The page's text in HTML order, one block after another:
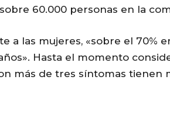
60.000 personas en la
a las mujeres, «sobre el 70%
Hasta el momento
más de tres síntomas tienen